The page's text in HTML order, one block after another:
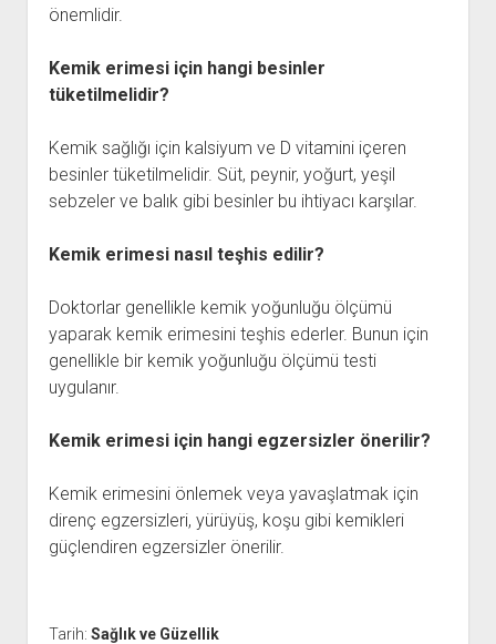
önemlidir.
Kemik erimesi için hangi besinler
tüketilmelidir?
Kemik sağlığı için kalsiyum ve D vitamini içeren
besinler tüketilmelidir. Süt, peynir, yoğurt, yeşil
sebzeler ve balık gibi besinler bu ihtiyacı karşılar.
Kemik erimesi nasıl teşhis edilir?
Doktorlar genellikle kemik yoğunluğu ölçümü
yaparak kemik erimesini teşhis ederler. Bunun için
genellikle bir kemik yoğunluğu ölçümü testi
uygulanır.
Kemik erimesi için hangi egzersizler önerilir?
Kemik erimesini önlemek veya yavaşlatmak için
direnç egzersizleri, yürüyüş, koşu gibi kemikleri
güçlendiren egzersizler önerilir.
Tarih: Sağlık ve Güzellik